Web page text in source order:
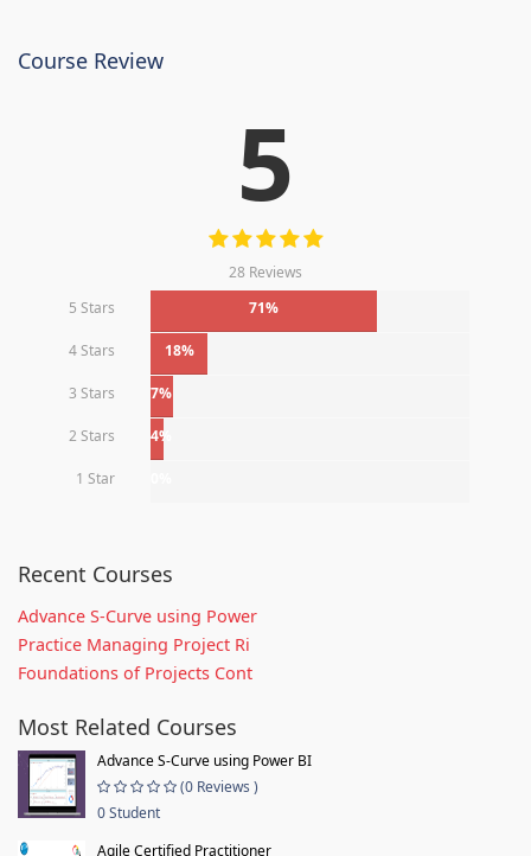
Course Review
5
28 Reviews
5 Stars
71%
4 Stars 18%
3 Stars 7%
2 Stars 4%
1 Star
Recent Courses
Advance S-Curve using Power
Practice Managing Project Ri
Foundations of Projects Cont
Most Related Courses
Advance S-Curve using Power BI
(0 Reviews )
0 Student
Agile Certified Practitioner